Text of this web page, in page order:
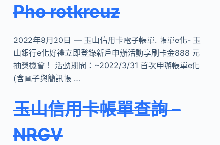
Pho rotkreuz
2022年8月20日 — 玉山信用卡電子帳單. 帳單e化- 玉
山銀行e化好禮立即登錄新戶申辦活動享刷卡金888 元
抽獎機會！ 活動期間：~2022/3/31 首次申辦帳單e化
(含電子與簡訊帳 …
玉山信用卡帳單查詢 –
NRGV